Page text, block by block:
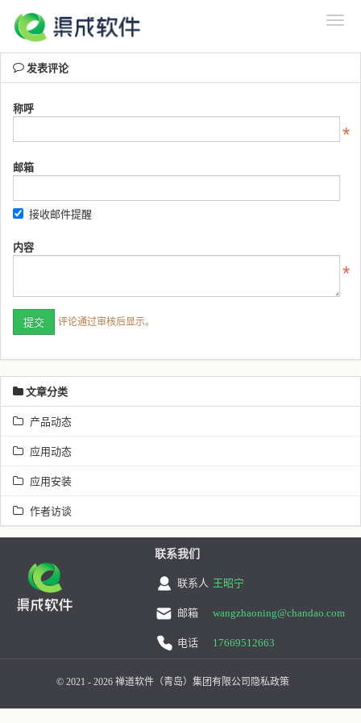
发表评论
称呼
邮箱
接收邮件提醒
内容
评论通过审核后显示。
文章分类
产品动态
应用动态
应用安装
作者访谈
联系我们
联系人 王昭宁
邮箱 wangzhaoning@chandao.com
电话 17669512663
© 2021 - 2026 禅道软件（青岛）集团有限公司 隐私政策